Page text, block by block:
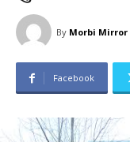
By Morbi Mirror
Facebook